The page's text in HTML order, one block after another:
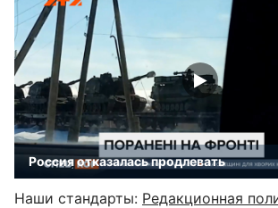
Россия отказалась продлевать
Наши стандарты: Редакционная